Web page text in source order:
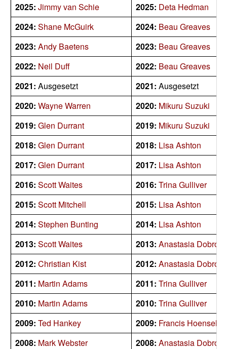
2025: Jimmy van Schie 2025: Deta Hedman
2024: Shane McGuirk 2024: Beau Greaves
2023: Andy Baetens 2023: Beau Greaves
2022: Neil Duff 2022: Beau Greaves
2021: Ausgesetzt 2021: Ausgesetzt
2020: Wayne Warren 2020: Mikuru Suzuki
2019: Glen Durrant 2019: Mikuru Suzuki
2018: Glen Durrant 2018: Lisa Ashton
2017: Glen Durrant 2017: Lisa Ashton
2016: Scott Waites 2016: Trina Gulliver
2015: Scott Mitchell 2015: Lisa Ashton
2014: Stephen Bunting 2014: Lisa Ashton
2013: Scott Waites 2013: Anastasia
2012: Christian Kist 2012: Anastasia
2011: Martin Adams 2011: Trina Gulliver
2010: Martin Adams 2010: Trina Gulliver
2009: Ted Hankey 2009: Francis
2008: Mark Webster 2008: Anastasia